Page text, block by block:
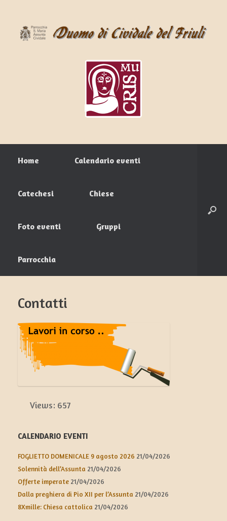
Home Calendario eventi
Catechesi Chiese
Foto eventi Gruppi
Parrocchia
Contatti
Views: 657
CALENDARIO EVENTI
FOGLIETTO DOMENICALE 9 agosto 2026 21/04/2026
Solennità dell’Assunta 21/04/2026
Offerte imperate 21/04/2026
Dalla preghiera di Pio XII per l’Assunta 21/04/2026
8Xmille: Chiesa cattolica 21/04/2026